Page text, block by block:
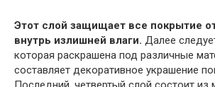
Этот слой защищает все покрытие
внутрь излишней влаги. Далее
которая раскрашена под различные
составляет декоративное украшение